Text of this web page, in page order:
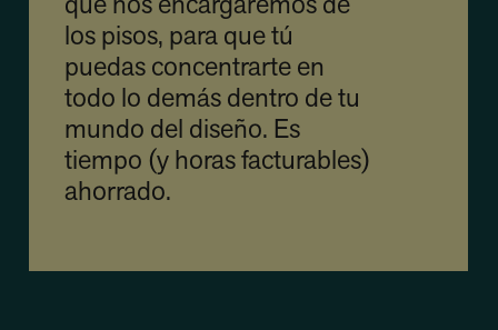
que nos encargaremos de
los pisos, para que tú
puedas concentrarte en
todo lo demás dentro de tu
mundo del diseño. Es
tiempo (y horas facturables)
ahorrado.